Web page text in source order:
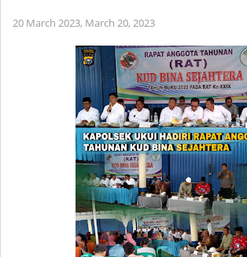
20 March 2023, March 20, 2023